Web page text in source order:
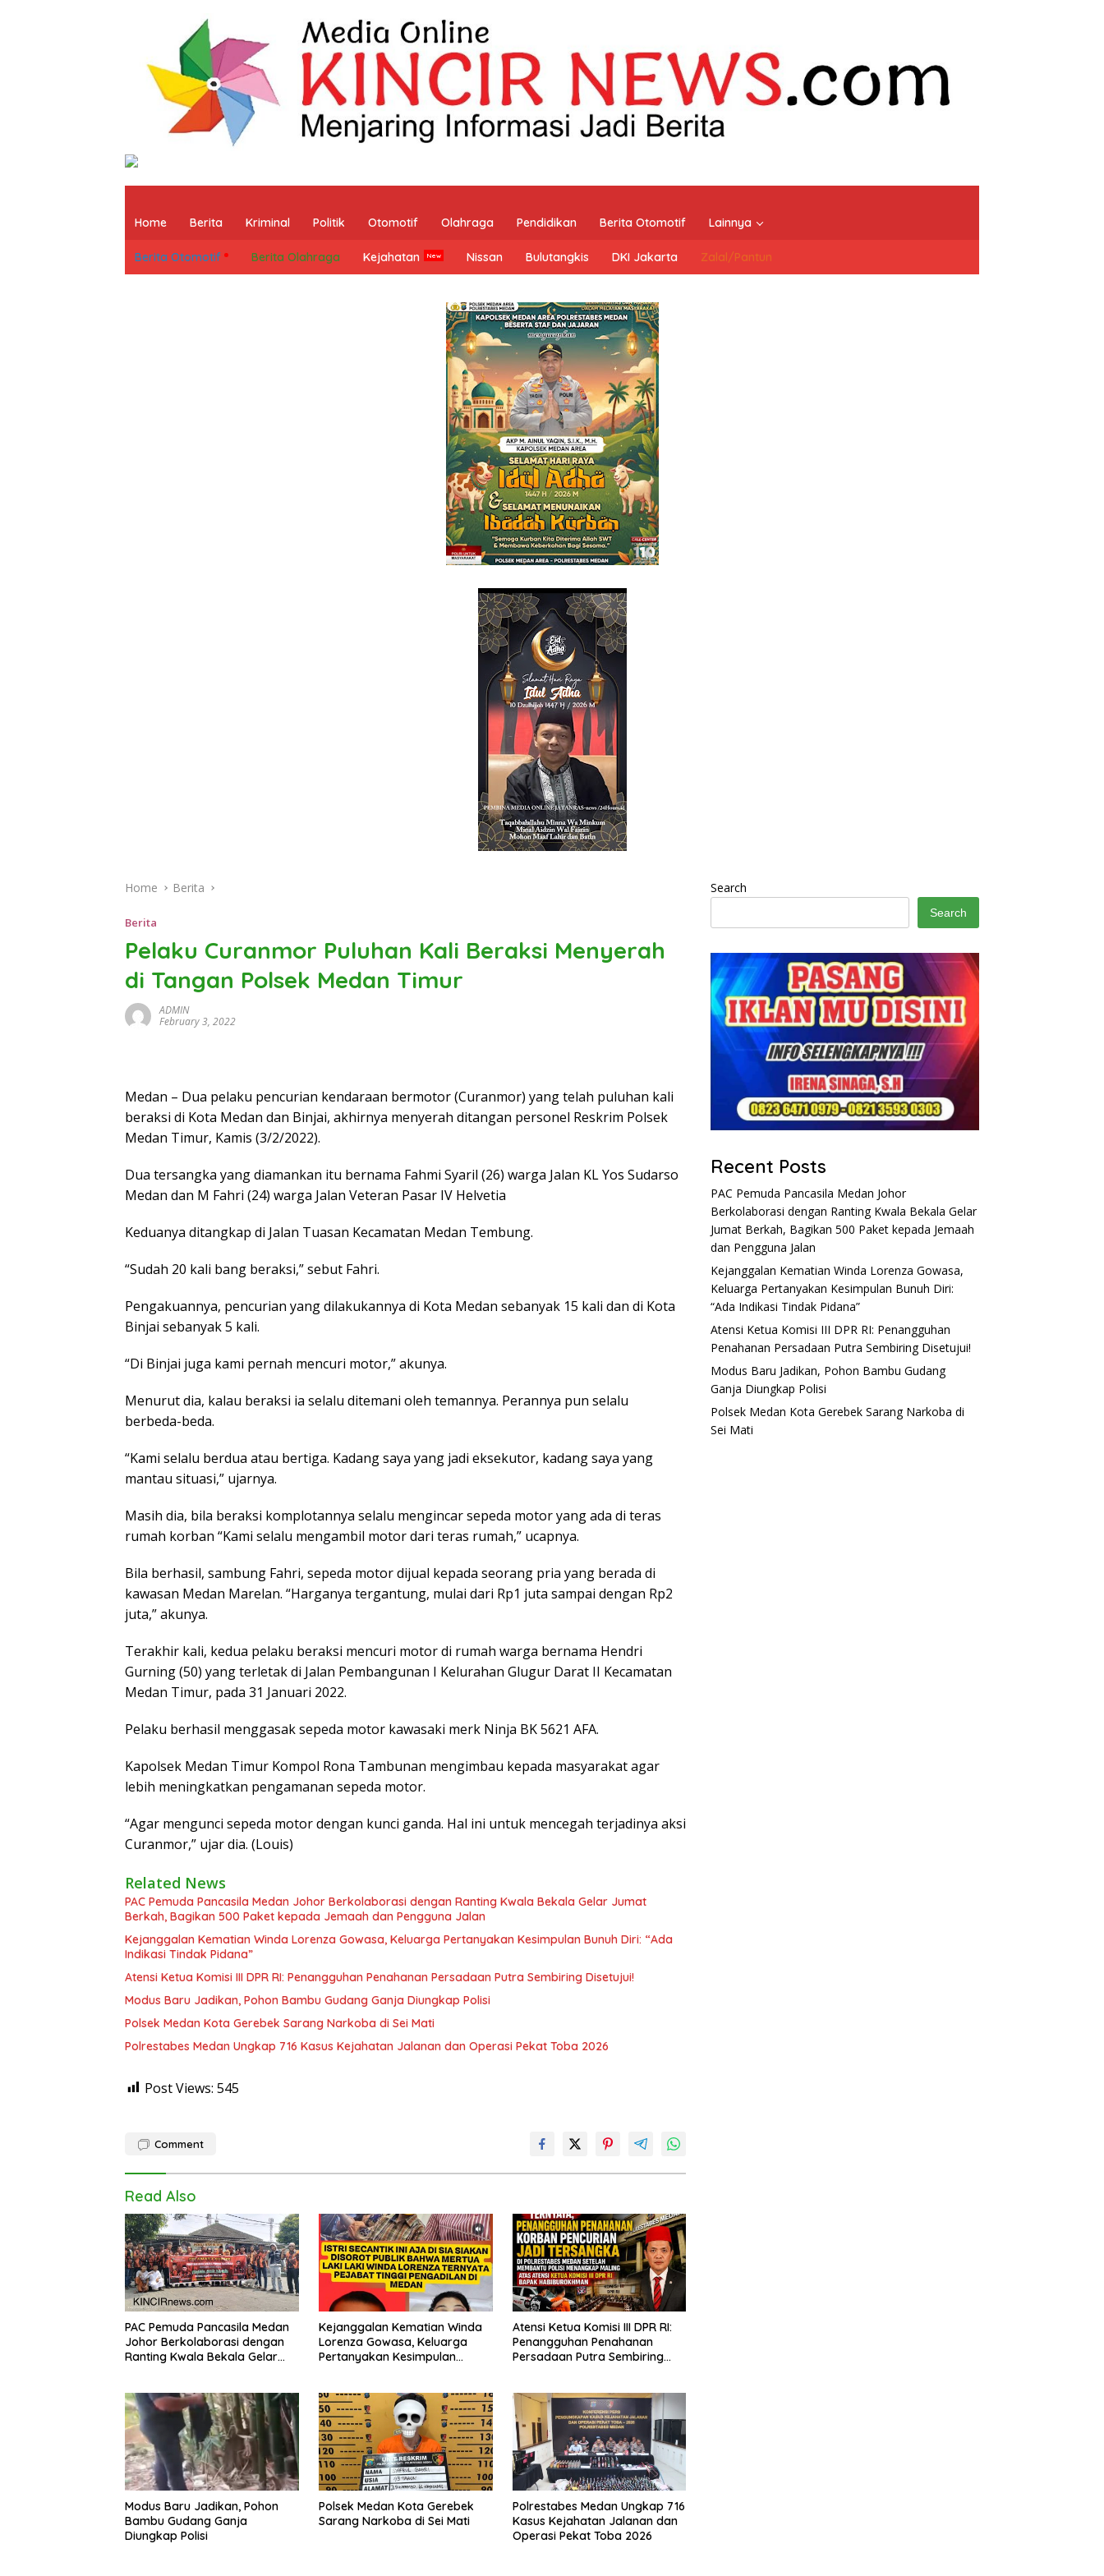
Home Berita Kriminal Politik Otomotif Olahraga Pendidikan Berita Otomotif Lainnya
Berita Otomotif Berita Olahraga Kejahatan Nissan Bulutangkis DKI Jakarta Zalal/Pantun
Home Berita
Berita
Pelaku Curanmor Puluhan Kali Beraksi Menyerah
di Tangan Polsek Medan Timur
ADMIN
February 3, 2022
Medan – Dua pelaku pencurian kendaraan bermotor (Curanmor) yang telah puluhan kali
beraksi di Kota Medan dan Binjai, akhirnya menyerah ditangan personel Reskrim Polsek
Medan Timur, Kamis (3/2/2022).
Dua tersangka yang diamankan itu bernama Fahmi Syaril (26) warga Jalan KL Yos Sudarso
Medan dan M Fahri (24) warga Jalan Veteran Pasar IV Helvetia
Keduanya ditangkap di Jalan Tuasan Kecamatan Medan Tembung.
“Sudah 20 kali bang beraksi,” sebut Fahri.
Pengakuannya, pencurian yang dilakukannya di Kota Medan sebanyak 15 kali dan di Kota
Binjai sebanyak 5 kali.
“Di Binjai juga kami pernah mencuri motor,” akunya.
Menurut dia, kalau beraksi ia selalu ditemani oleh temannya. Perannya pun selalu
berbeda-beda.
“Kami selalu berdua atau bertiga. Kadang saya yang jadi eksekutor, kadang saya yang
mantau situasi,” ujarnya.
Masih dia, bila beraksi komplotannya selalu mengincar sepeda motor yang ada di teras
rumah korban “Kami selalu mengambil motor dari teras rumah,” ucapnya.
Bila berhasil, sambung Fahri, sepeda motor dijual kepada seorang pria yang berada di
kawasan Medan Marelan. “Harganya tergantung, mulai dari Rp1 juta sampai dengan Rp2
juta,” akunya.
Terakhir kali, kedua pelaku beraksi mencuri motor di rumah warga bernama Hendri
Gurning (50) yang terletak di Jalan Pembangunan I Kelurahan Glugur Darat II Kecamatan
Medan Timur, pada 31 Januari 2022.
Pelaku berhasil menggasak sepeda motor kawasaki merk Ninja BK 5621 AFA.
Kapolsek Medan Timur Kompol Rona Tambunan mengimbau kepada masyarakat agar
lebih meningkatkan pengamanan sepeda motor.
“Agar mengunci sepeda motor dengan kunci ganda. Hal ini untuk mencegah terjadinya aksi
Curanmor,” ujar dia. (Louis)
Related News
PAC Pemuda Pancasila Medan Johor Berkolaborasi dengan Ranting Kwala Bekala Gelar Jumat
Berkah, Bagikan 500 Paket kepada Jemaah dan Pengguna Jalan
Kejanggalan Kematian Winda Lorenza Gowasa, Keluarga Pertanyakan Kesimpulan Bunuh Diri: “Ada
Indikasi Tindak Pidana”
Atensi Ketua Komisi III DPR RI: Penangguhan Penahanan Persadaan Putra Sembiring Disetujui!
Modus Baru Jadikan, Pohon Bambu Gudang Ganja Diungkap Polisi
Polsek Medan Kota Gerebek Sarang Narkoba di Sei Mati
Polrestabes Medan Ungkap 716 Kasus Kejahatan Jalanan dan Operasi Pekat Toba 2026
Post Views: 545
Comment
Read Also
PAC Pemuda Pancasila Medan
Johor Berkolaborasi dengan
Ranting Kwala Bekala Gelar
Pengguna Jalan
Kejanggalan Kematian Winda
Lorenza Gowasa, Keluarga
Pertanyakan Kesimpulan
Atensi Ketua Komisi III DPR RI:
Penangguhan Penahanan
Persadaan Putra Sembiring
Modus Baru Jadikan, Pohon
Bambu Gudang Ganja
Diungkap Polisi
Polsek Medan Kota Gerebek
Sarang Narkoba di Sei Mati
Polrestabes Medan Ungkap 716
Kasus Kejahatan Jalanan dan
Operasi Pekat Toba 2026
Search
Search
Recent Posts
PAC Pemuda Pancasila Medan Johor
Berkolaborasi dengan Ranting Kwala Bekala Gelar
Jumat Berkah, Bagikan 500 Paket kepada Jemaah
dan Pengguna Jalan
Kejanggalan Kematian Winda Lorenza Gowasa,
Keluarga Pertanyakan Kesimpulan Bunuh Diri:
“Ada Indikasi Tindak Pidana”
Atensi Ketua Komisi III DPR RI: Penangguhan
Penahanan Persadaan Putra Sembiring Disetujui!
Modus Baru Jadikan, Pohon Bambu Gudang
Ganja Diungkap Polisi
Polsek Medan Kota Gerebek Sarang Narkoba di
Sei Mati